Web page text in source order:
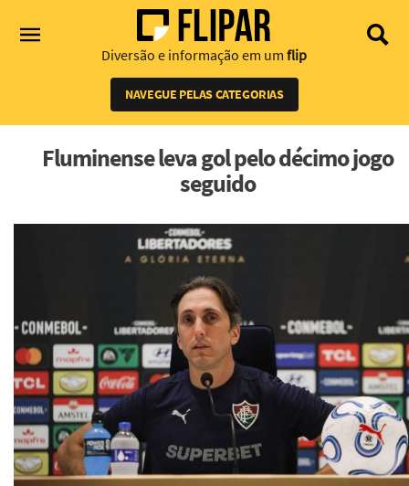
Diversão e informação em um flip
NAVEGUE PELAS CATEGORIAS
Fluminense leva gol pelo décimo jogo
seguido